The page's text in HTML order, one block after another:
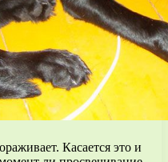
Касается это и